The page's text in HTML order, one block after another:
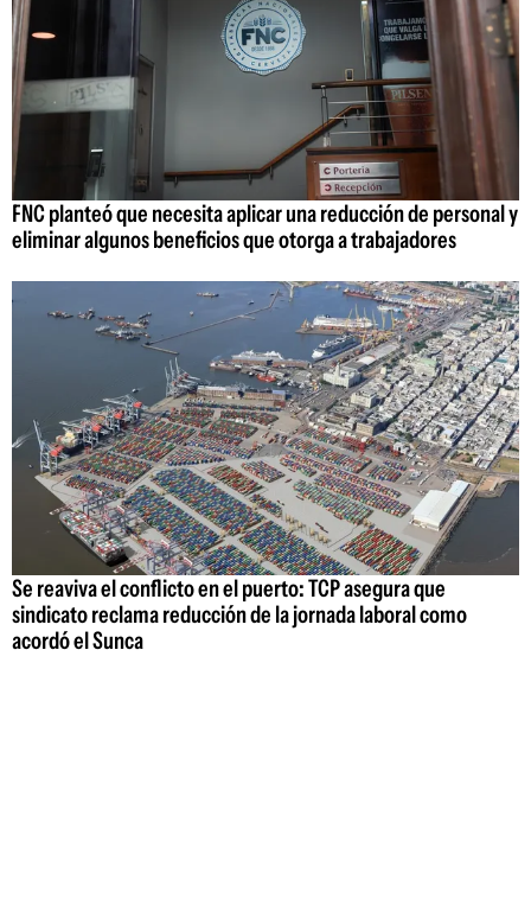
FNC planteó que necesita aplicar una reducción de personal y
eliminar algunos beneficios que otorga a trabajadores
Se reaviva el conflicto en el puerto: TCP asegura que
sindicato reclama reducción de la jornada laboral como
acordó el Sunca